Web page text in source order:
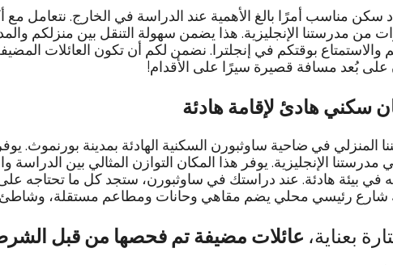
من مدرستنا الإنجليزية. هذا يضمن سهولة التنقل بين منزلكم
على بُعد مسافة قصيرة سيرًا على الأقدام!
سكني هادئ لإقامة هادئة
المنزلي في ضاحية ساوثبورن السكنية الهادئة بمدينة بورنموث.
الإنجليزية. يوفر هذا المكان التوازن المثالي بين الدراسة
في بيئة هادئة. عند دراستك في ساوثبورن، ستجد كل ما تحتاجه
رئيسي محلي يضم مقاهي وحانات ومطاعم مستقلة، وشاطئ
عائلات مضيفة تم فحصها من قبل